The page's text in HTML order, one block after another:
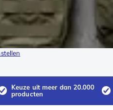
Keuze uit meer dan 20.000
producten